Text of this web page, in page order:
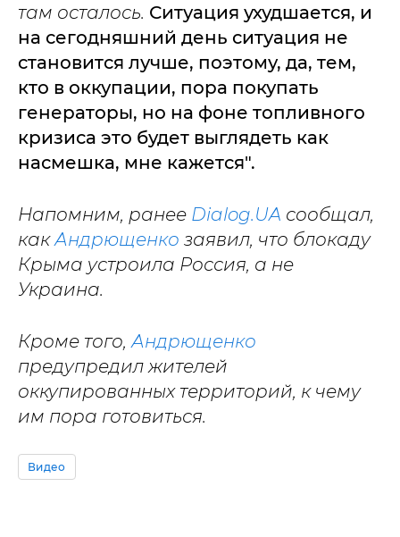
там осталось. Ситуация ухудшается, и
на сегодняшний день ситуация не
становится лучше, поэтому, да, тем,
кто в оккупации, пора покупать
генераторы, но на фоне топливного
кризиса это будет выглядеть как
насмешка, мне кажется".
Напомним, ранее Dialog.UA сообщал,
какАндрющенко заявил, что блокаду
Крыма устроила Россия, а не
Украина.
Кроме того,Андрющенко
предупредил жителей
оккупированных территорий, к чему
им пора готовиться.
Видео